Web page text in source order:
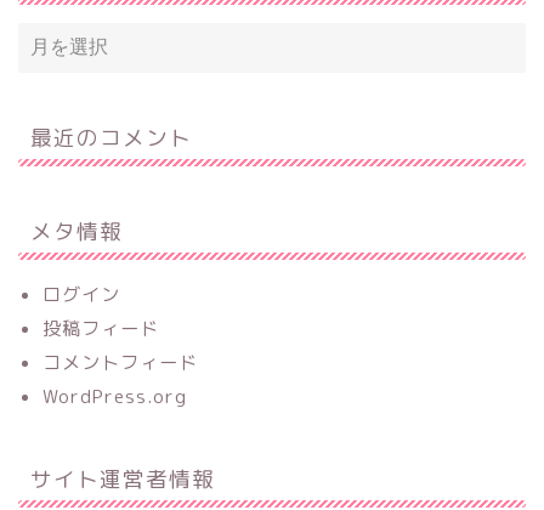
最近のコメント
メタ情報
ログイン
投稿フィード
コメントフィード
WordPress.org
サイト運営者情報